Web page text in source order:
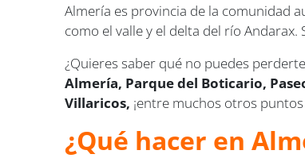
Almería es provincia de la comunidad
como el valle y el delta del río
¿Quieres saber qué no puedes
Almería, Parque del Boticario,
Villaricos, ¡entre muchos otros
¿Qué hacer en